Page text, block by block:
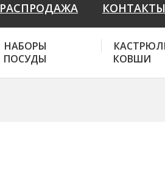
РАСПРОДАЖА КОНТАКТЫ
НАБОРЫ
ПОСУДЫ
КОВШИ